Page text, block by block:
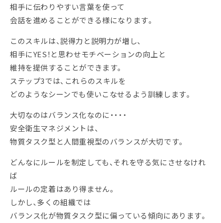
相手に伝わりやすい言葉を使って
会話を進めることができる様になります。
このスキルは、説得力と説明力が増し、
相手にYES！と思わせモチベーションの向上と
維持を提供することができます。
ステップ3では、これらのスキルを
どのようなシーンでも使いこなせるよう訓練します。
大切なのはバランス化なのに・・・・
安全衛生マネジメントは、
物質タスク型と人間重視型のバランスが大切です。
どんなにルールを制定しても、それを守る気にさせなけれ
ば
ルールの定着はあり得ません。
しかし、多くの組織では
バランス化が物質タスク型に偏っている傾向にあります。